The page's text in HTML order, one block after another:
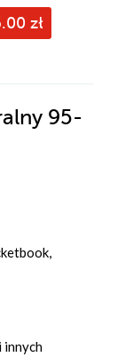
zł
95-
innych